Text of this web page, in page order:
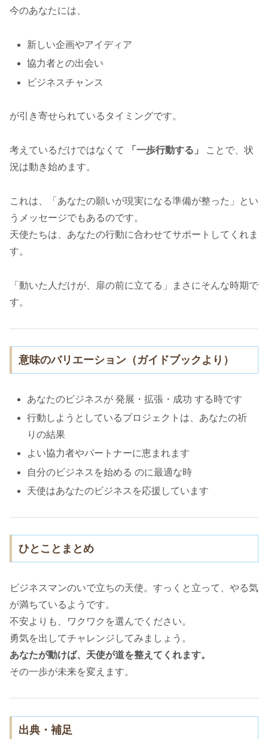
今のあなたには、
新しい企画やアイディア
協力者との出会い
ビジネスチャンス
が引き寄せられているタイミングです。
考えているだけではなくて 「一歩行動する」
ことで、状
況は動き始めます。
これは、「あなたの願いが現実になる準備が整った」とい
うメッセージでもあるのです。
天使たちは、あなたの行動に合わせてサポートしてくれま
す。
「動いた人だけが、扉の前に立てる」まさにそんな時期で
す。
意味のバリエーション（ガイドブックより）
あなたのビジネスが 発展・拡張・成功 する時です
行動しようとしているプロジェクトは、あなたの祈
りの結果
よい協力者やパートナーに恵まれます
自分のビジネスを始める のに最適な時
天使はあなたのビジネスを応援しています
ひとことまとめ
ビジネスマンのいで立ちの天使。すっくと立って、やる気
が満ちているようです。
不安よりも、ワクワクを選んでください。
勇気を出してチャレンジしてみましょう。
あなたが動けば、天使が道を整えてくれます。
その一歩が未来を変えます。
出典・補足